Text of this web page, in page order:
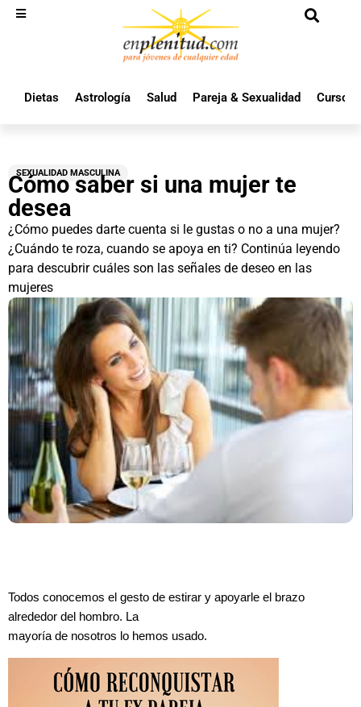
Dietas Astrología Salud Pareja & Sexualidad Cursos
SEXUALIDAD MASCULINA
Cómo saber si una mujer te
desea
¿Cómo puedes darte cuenta si le gustas o no a una mujer?
¿Cuándo te roza, cuando se apoya en ti? Continúa leyendo
para descubrir cuáles son las señales de deseo en las
mujeres
Todos conocemos el gesto de estirar y apoyarle el brazo
alrededor del hombro. La
mayoría de nosotros lo hemos usado.